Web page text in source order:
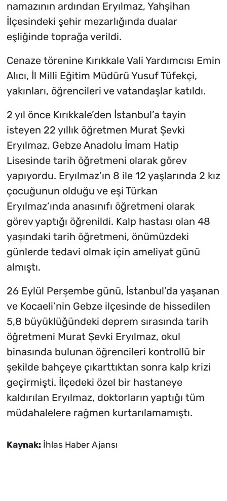
namazının ardından Eryılmaz, Yahşihan
İlçesindeki şehir mezarlığında dualar
eşliğinde toprağa verildi.
Cenaze törenine Kırıkkale Vali Yardımcısı Emin
Alıcı, İl Milli Eğitim Müdürü Yusuf Tüfekçi,
yakınları, öğrencileri ve vatandaşlar katıldı.
2 yıl önce Kırıkkale’den İstanbul’a tayin
isteyen 22 yıllık öğretmen Murat Şevki
Eryılmaz, Gebze Anadolu İmam Hatip
Lisesinde tarih öğretmeni olarak görev
yapıyordu. Eryılmaz’ın 8 ile 12 yaşlarında 2 kız
çocuğunun olduğu ve eşi Türkan
Eryılmaz’ında anasınıfı öğretmeni olarak
görev yaptığı öğrenildi. Kalp hastası olan 48
yaşındaki tarih öğretmeni, önümüzdeki
günlerde tedavi olmak için ameliyat günü
almıştı.
26 Eylül Perşembe günü, İstanbul’da yaşanan
ve Kocaeli’nin Gebze ilçesinde de hissedilen
5,8 büyüklüğündeki deprem sırasında tarih
öğretmeni Murat Şevki Eryılmaz, okul
binasında bulunan öğrencileri kontrollü bir
şekilde bahçeye çıkarttıktan sonra kalp krizi
geçirmişti. İlçedeki özel bir hastaneye
kaldırılan Eryılmaz, doktorların yaptığı tüm
müdahalelere rağmen kurtarılamamıştı.
Kaynak: İhlas Haber Ajansı